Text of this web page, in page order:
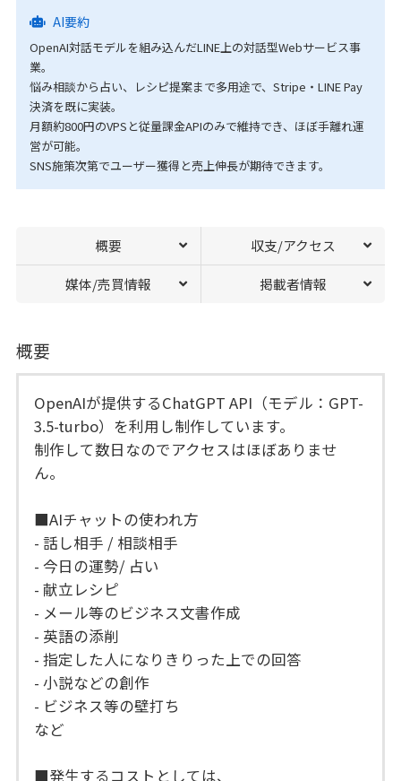
AI要約
OpenAI対話モデルを組み込んだLINE上の対話型Webサービス事
業。
悩み相談から占い、レシピ提案まで多用途で、Stripe・LINE Pay
決済を既に実装。
月額約800円のVPSと従量課金APIのみで維持でき、ほぼ手離れ運
営が可能。
SNS施策次第でユーザー獲得と売上伸長が期待できます。
概要 収支/アクセス
媒体/売買情報 掲載者情報
概要
OpenAIが提供するChatGPT API（モデル：GPT-
3.5-turbo）を利用し制作しています。
制作して数日なのでアクセスはほぼありませ
ん。
■AIチャットの使われ方
- 話し相手 / 相談相手
- 今日の運勢/ 占い
- 献立レシピ
- メール等のビジネス文書作成
- 英語の添削
- 指定した人になりきりった上での回答
- 小説などの創作
- ビジネス等の壁打ち
など
■発生するコストとしては、